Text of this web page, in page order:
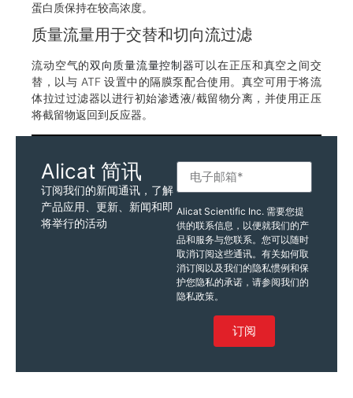
蛋白质保持在较高浓度。
质量流量用于交替和切向流过滤
流动空气的双向质量流量控制器可以在正压和真空之间交
替，以与 ATF 设置中的隔膜泵配合使用。真空可用于将流
体拉过过滤器以进行初始渗透液/截留物分离，并使用正压
将截留物返回到反应器。
Alicat 简讯
订阅我们的新闻通讯，了解
产品应用、更新、新闻和即
将举行的活动
Alicat Scientific Inc. 需要您提
供的联系信息，以便就我们的产
品和服务与您联系。您可以随时
取消订阅这些通讯。有关如何取
消订阅以及我们的隐私惯例和保
护您隐私的承诺，请参阅我们的
隐私政策。
订阅